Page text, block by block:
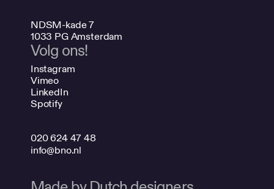
NDSM-kade 7
1033 PG Amsterdam
Volg ons!
Instagram
Vimeo
LinkedIn
Spotify
020 624 47 48
info@bno.nl